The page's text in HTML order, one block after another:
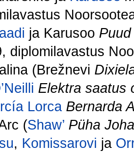
ja Karusoo
diplomilavastus
(Brežnevi
Elektra saatus
Lorca Bernarda
(Shaw’ Püha
, Komissarovi ja